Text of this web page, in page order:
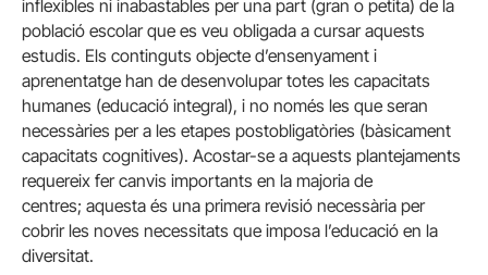
inflexibles ni inabastables per una part (gran o petita) de la
població escolar que es veu obligada a cursar aquests
estudis. Els continguts objecte d’ensenyament i
aprenentatge han de desenvolupar totes les capacitats
humanes (educació integral), i no només les que seran
necessàries per a les etapes postobligatòries (bàsicament
capacitats cognitives). Acostar-se a aquests plantejaments
requereix fer canvis importants en la majoria de
centres; aquesta és una primera revisió necessària per
cobrir les noves necessitats que imposa l’educació en la
diversitat.